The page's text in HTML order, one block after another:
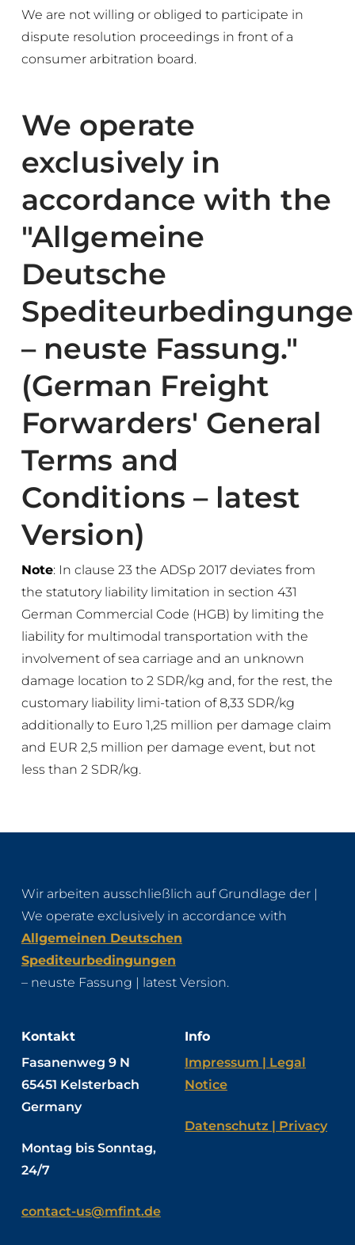
We are not willing or obliged to participate in
dispute resolution proceedings in front of a
consumer arbitration board.
We operate
exclusively in
accordance with the
"Allgemeine
Deutsche
– neuste Fassung."
(German Freight
Forwarders' General
Terms and
Conditions – latest
Version)
Note: In clause 23 the ADSp 2017 deviates from
the statutory liability limitation in section 431
German Commercial Code (HGB) by limiting the
liability for multimodal transportation with the
involvement of sea carriage and an unknown
damage location to 2 SDR/kg and, for the rest, the
customary liability limi-tation of 8,33 SDR/kg
additionally to Euro 1,25 million per damage claim
and EUR 2,5 million per damage event, but not
less than 2 SDR/kg.
Wir arbeiten ausschließlich auf Grundlage der |
We operate exclusively in accordance with
Allgemeinen Deutschen
Spediteurbedingungen
– neuste Fassung | latest Version.
Kontakt
Fasanenweg 9 N
65451 Kelsterbach
Germany
Montag bis Sonntag,
24/7
contact-us@mfint.de
Info
Impressum | Legal
Notice
Datenschutz | Privacy